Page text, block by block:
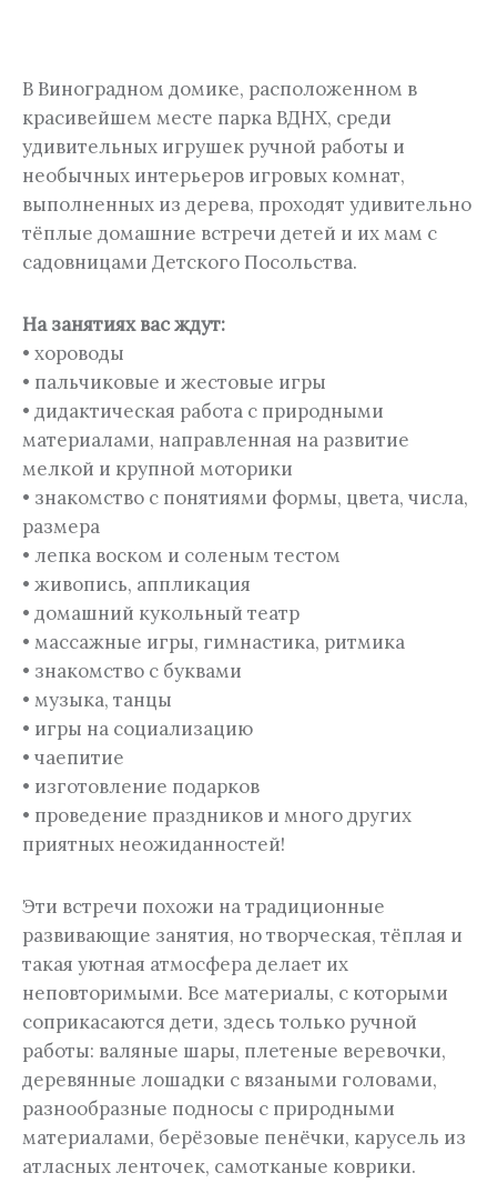
В Виноградном домике, расположенном в
красивейшем месте парка ВДНХ, среди
удивительных игрушек ручной работы и
необычных интерьеров игровых комнат,
выполненных из дерева, проходят удивительно
тёплые домашние встречи детей и их мам с
садовницами Детского Посольства.
На занятиях вас ждут:
• хороводы
• пальчиковые и жестовые игры
• дидактическая работа с природными
материалами, направленная на развитие
мелкой и крупной моторики
• знакомство с понятиями формы, цвета, числа,
размера
• лепка воском и соленым тестом
• живопись, аппликация
• домашний кукольный театр
• массажные игры, гимнастика, ритмика
• знакомство с буквами
• музыка, танцы
• игры на социализацию
• чаепитие
• изготовление подарков
• проведение праздников и много других
приятных неожиданностей!
Эти встречи похожи на традиционные
развивающие занятия, но творческая, тёплая и
такая уютная атмосфера делает их
неповторимыми. Все материалы, с которыми
соприкасаются дети, здесь только ручной
работы: валяные шары, плетеные веревочки,
деревянные лошадки с вязаными головами,
разнообразные подносы с природными
материалами, берёзовые пенёчки, карусель из
атласных ленточек, самотканые коврики.